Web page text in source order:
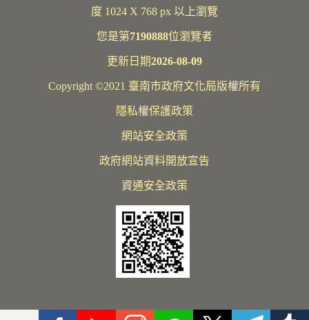
度 1024 X 768 px 以上瀏覽
您是第7190888位瀏覽者
更新日期2026-08-09
Copyright ©2021 臺南市政府文化局版權所有
隱私權保護政策
網站安全政策
政府網站資料開放宣告
資通安全政策